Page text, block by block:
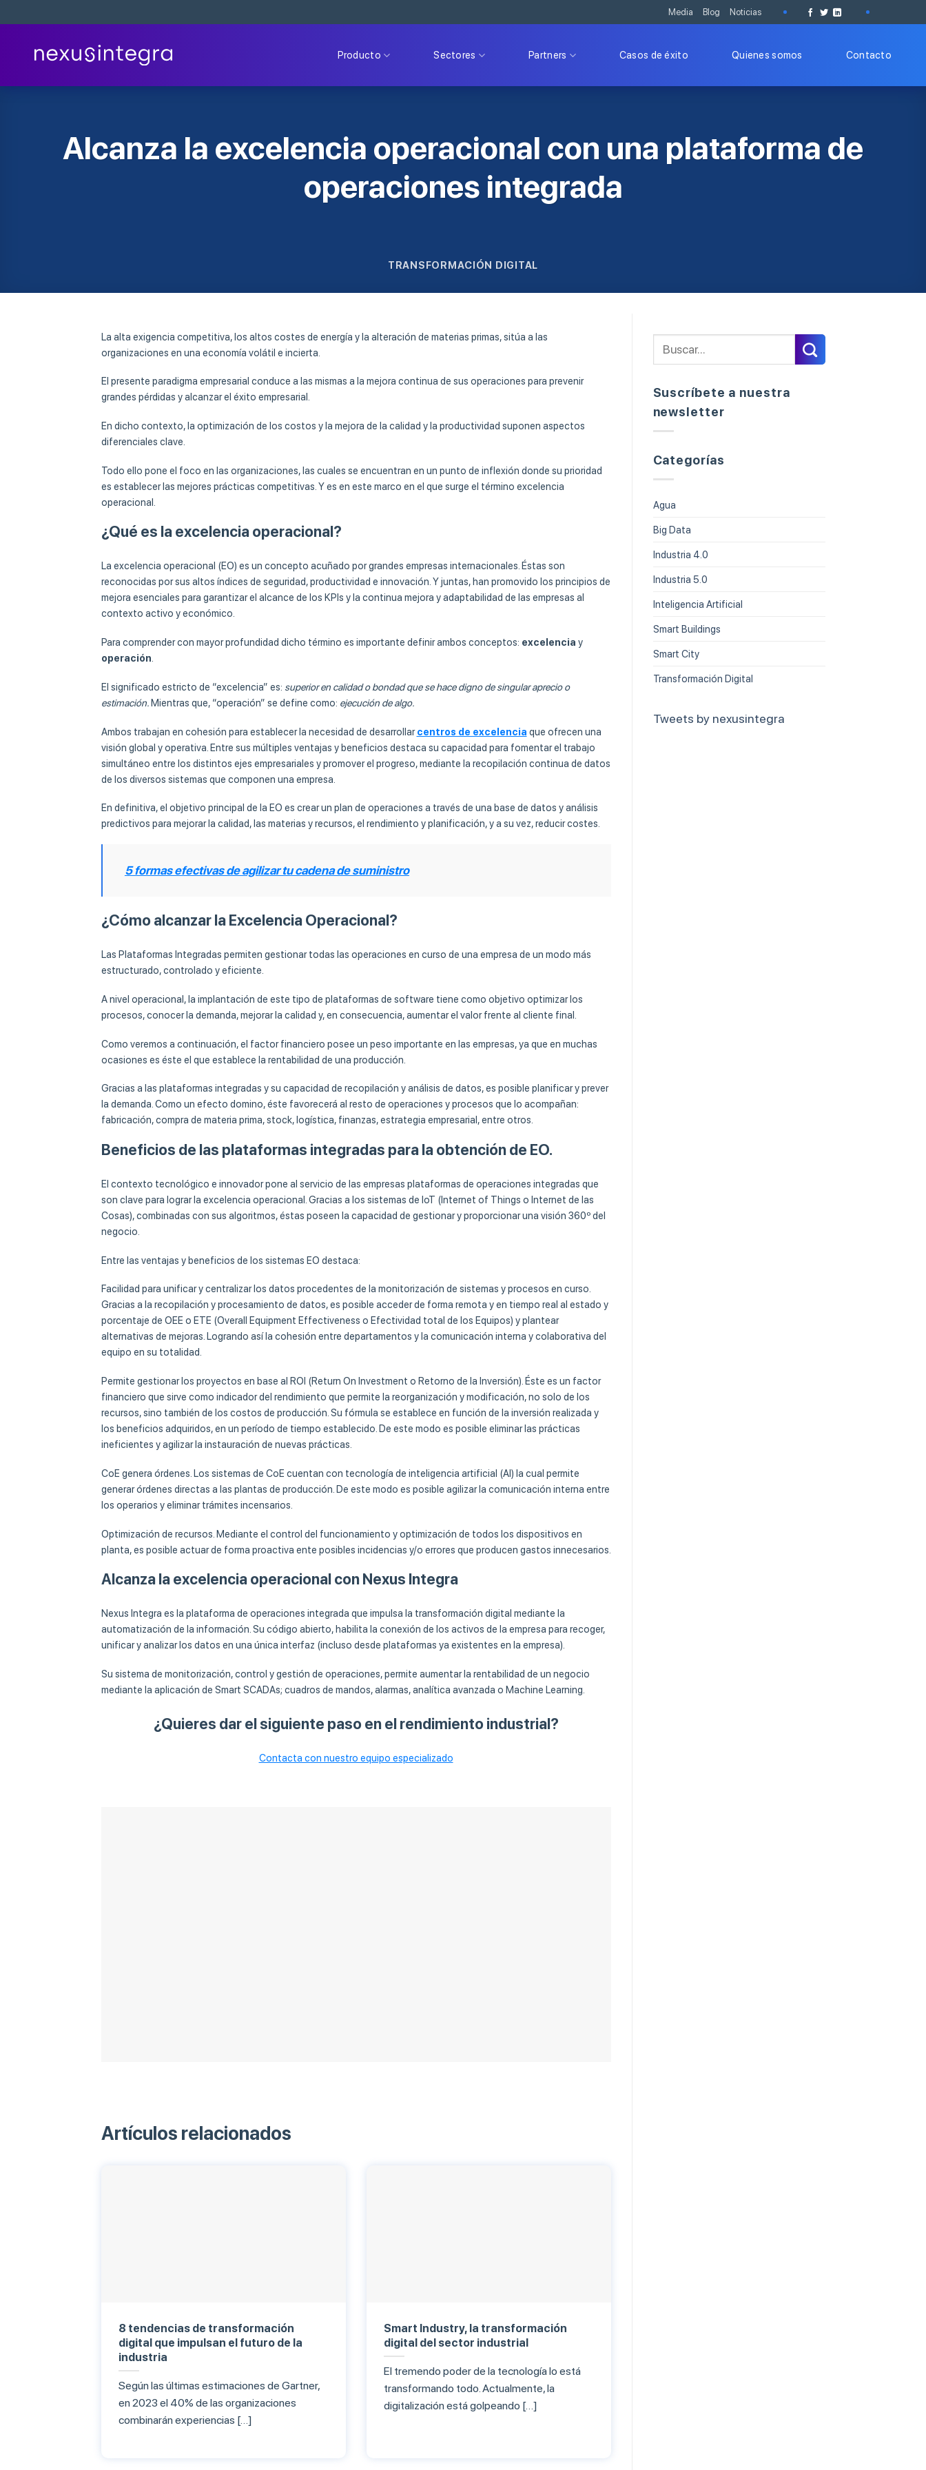
to
content
Media Blog Noticias
Producto Sectores Partners Casos de éxito Quienes somos Contacto
TRANSFORMACIÓN DIGITAL
Alcanza la excelencia operacional con una plataforma de
operaciones integrada
La alta exigencia competitiva, los altos costes de energía y la alteración de materias primas, sitúa a las
organizaciones en una economía volátil e incierta.
El presente paradigma empresarial conduce a las mismas a la mejora continua de sus operaciones para prevenir
grandes pérdidas y alcanzar el éxito empresarial.
En dicho contexto, la optimización de los costos y la mejora de la calidad y la productividad suponen aspectos
diferenciales clave.
Todo ello pone el foco en las organizaciones, las cuales se encuentran en un punto de inflexión donde su prioridad
es establecer las mejores prácticas competitivas. Y es en este marco en el que surge el término excelencia
operacional.
¿Qué es la excelencia operacional?
La excelencia operacional (EO) es un concepto acuñado por grandes empresas internacionales. Éstas son
reconocidas por sus altos índices de seguridad, productividad e innovación. Y juntas, han promovido los principios de
mejora esenciales para garantizar el alcance de los KPIs y la continua mejora y adaptabilidad de las empresas al
contexto activo y económico.
Para comprender con mayor profundidad dicho término es importante definir ambos conceptos: excelencia y
operación
El significado estricto de “excelencia” es: superior en calidad o bondad que se hace digno de singular aprecio o
estimación.Mientras que, “operación” se define como: ejecución de algo.
Ambos trabajan en cohesión para establecer la necesidad de desarrollarcentros de excelencia que ofrecen una
visión global y operativa. Entre sus múltiples ventajas y beneficios destaca su capacidad para fomentar el trabajo
simultáneo entre los distintos ejes empresariales y promover el progreso, mediante la recopilación continua de datos
de los diversos sistemas que componen una empresa.
En definitiva, el objetivo principal de la EO es crear un plan de operaciones a través de una base de datos y análisis
predictivos para mejorar la calidad, las materias y recursos, el rendimiento y planificación, y a su vez, reducir costes.
5 formas efectivas de agilizar tu cadena de suministro
¿Cómo alcanzar la Excelencia Operacional?
Las Plataformas Integradas permiten gestionar todas las operaciones en curso de una empresa de un modo más
estructurado, controlado y eficiente.
A nivel operacional, la implantación de este tipo de plataformas de software tiene como objetivo optimizar los
procesos, conocer la demanda, mejorar la calidad y, en consecuencia, aumentar el valor frente al cliente final.
Como veremos a continuación, el factor financiero posee un peso importante en las empresas, ya que en muchas
ocasiones es éste el que establece la rentabilidad de una producción.
Gracias a las plataformas integradas y su capacidad de recopilación y análisis de datos, es posible planificar y prever
la demanda. Como un efecto domino, éste favorecerá al resto de operaciones y procesos que lo acompañan:
fabricación, compra de materia prima, stock, logística, finanzas, estrategia empresarial, entre otros.
Beneficios de las plataformas integradas para la obtención de EO.
El contexto tecnológico e innovador pone al servicio de las empresas plataformas de operaciones integradas que
son clave para lograr la excelencia operacional. Gracias a los sistemas de IoT (Internet of Things o Internet de las
Cosas), combinadas con sus algoritmos, éstas poseen la capacidad de gestionar y proporcionar una visión 360º del
negocio.
Entre las ventajas y beneficios de los sistemas EO destaca:
Facilidad para unificar y centralizar los datos procedentes de la monitorización de sistemas y procesos en curso.
Gracias a la recopilación y procesamiento de datos, es posible acceder de forma remota y en tiempo real al estado y
porcentaje de OEE o ETE (Overall Equipment Effectiveness o Efectividad total de los Equipos) y plantear
alternativas de mejoras. Logrando así la cohesión entre departamentos y la comunicación interna y colaborativa del
equipo en su totalidad.
Permite gestionar los proyectos en base al ROI (Return On Investment o Retorno de la Inversión). Éste es un factor
financiero que sirve como indicador del rendimiento que permite la reorganización y modificación, no solo de los
recursos, sino también de los costos de producción. Su fórmula se establece en función de la inversión realizada y
los beneficios adquiridos, en un período de tiempo establecido. De este modo es posible eliminar las prácticas
ineficientes y agilizar la instauración de nuevas prácticas.
CoE genera órdenes. Los sistemas de CoE cuentan con tecnología de inteligencia artificial (AI) la cual permite
generar órdenes directas a las plantas de producción. De este modo es posible agilizar la comunicación interna entre
los operarios y eliminar trámites incensarios.
Optimización de recursos. Mediante el control del funcionamiento y optimización de todos los dispositivos en
planta, es posible actuar de forma proactiva ente posibles incidencias y/o errores que producen gastos innecesarios.
Alcanza la excelencia operacional con Nexus Integra
Nexus Integra es la plataforma de operaciones integrada que impulsa la transformación digital mediante la
automatización de la información. Su código abierto, habilita la conexión de los activos de la empresa para recoger,
unificar y analizar los datos en una única interfaz (incluso desde plataformas ya existentes en la empresa).
Su sistema de monitorización, control y gestión de operaciones, permite aumentar la rentabilidad de un negocio
mediante la aplicación de Smart SCADAs; cuadros de mandos, alarmas, analítica avanzada o Machine Learning.
¿Quieres dar el siguiente paso en el rendimiento industrial?
Contacta con nuestro equipo especializado
Artículos relacionados
8 tendencias de transformación
digital que impulsan el futuro de la
industria
Según las últimas estimaciones de Gartner,
en 2023 el 40% de las organizaciones
combinarán experiencias […]
Smart Industry, la transformación
digital del sector industrial
El tremendo poder de la tecnología lo está
transformando todo. Actualmente, la
digitalización está golpeando […]
Suscríbete a nuestra
newsletter
Categorías
Agua
Big Data
Industria 4.0
Industria 5.0
Inteligencia Artificial
Smart Buildings
Smart City
Transformación Digital
Tweets by nexusintegra